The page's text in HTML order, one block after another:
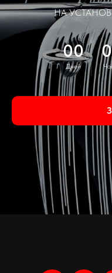
НА
00
Дней